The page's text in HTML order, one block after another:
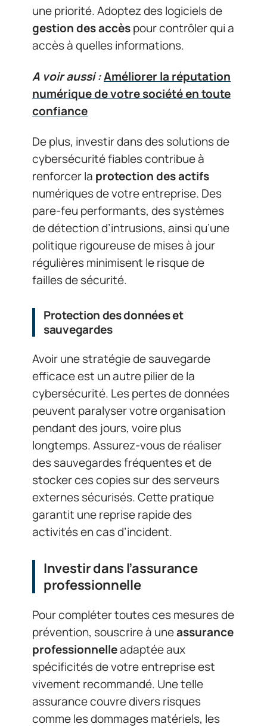
une priorité. Adoptez des logiciels de
gestion des accèspour contrôler qui a
accès à quelles informations.
A voir aussi :Améliorer la réputation
numérique de votre société en toute
confiance
De plus, investir dans des solutions de
cybersécurité fiables contribue à
renforcer la protection des actifs
numériques de votre entreprise. Des
pare-feu performants, des systèmes
de détection d’intrusions, ainsi qu’une
politique rigoureuse de mises à jour
régulières minimisent le risque de
failles de sécurité.
Protection des données et
sauvegardes
Avoir une stratégie de sauvegarde
efficace est un autre pilier de la
cybersécurité. Les pertes de données
peuvent paralyser votre organisation
pendant des jours, voire plus
longtemps. Assurez-vous de réaliser
des sauvegardes fréquentes et de
stocker ces copies sur des serveurs
externes sécurisés. Cette pratique
garantit une reprise rapide des
activités en cas d’incident.
Investir dans l’assurance
professionnelle
Pour compléter toutes ces mesures de
prévention, souscrire à uneassurance
professionnelleadaptée aux
spécificités de votre entreprise est
vivement recommandé. Une telle
assurance couvre divers risques
comme les dommages matériels, les